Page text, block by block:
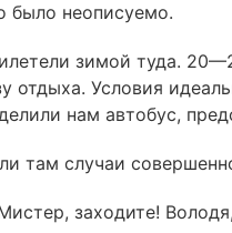
было неописуемо.
зимой туда.
отдыха. Условия
нам автобус,
там случаи
заходите!